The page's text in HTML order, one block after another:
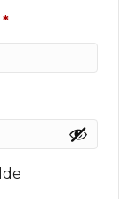
*Nõutud